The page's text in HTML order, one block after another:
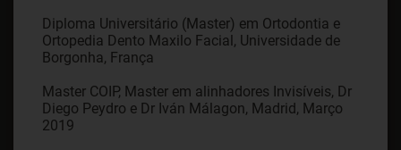
Diploma Universitário (Master) em Ortodontia e
Ortopedia Dento Maxilo Facial, Universidade de
Borgonha, França
Master COIP, Master em alinhadores Invisíveis, Dr
Diego Peydro e Dr Iván Málagon, Madrid, Março
2019